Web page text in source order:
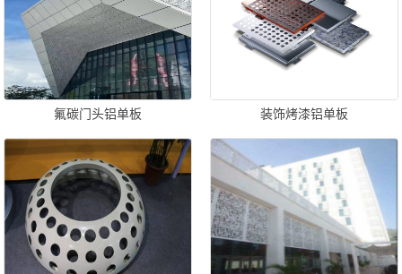
氟碳门头铝单板 装饰烤漆铝单板